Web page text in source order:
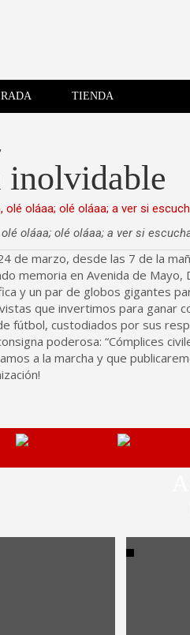
literario del movimiento La
TIENDA
,
inolvidable
olé oláaa; olé oláaa; a ver si
de marzo, desde las 7 de la
memoria en Avenida de
y un par de globos gigantes
que invertimos para ganar
fútbol, custodiados por sus
poderosa: “Cómplices
a la marcha y que